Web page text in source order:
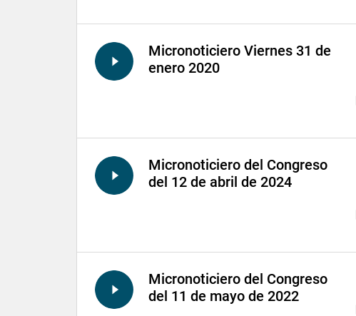
Micronoticiero Viernes 31 de
enero 2020
Micronoticiero del Congreso
del 12 de abril de 2024
Micronoticiero del Congreso
del 11 de mayo de 2022